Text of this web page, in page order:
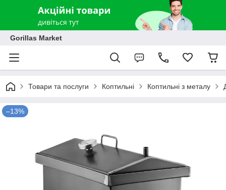
Gorillas Market
Товари та послуги Коптильні Коптильні з металу
–13%